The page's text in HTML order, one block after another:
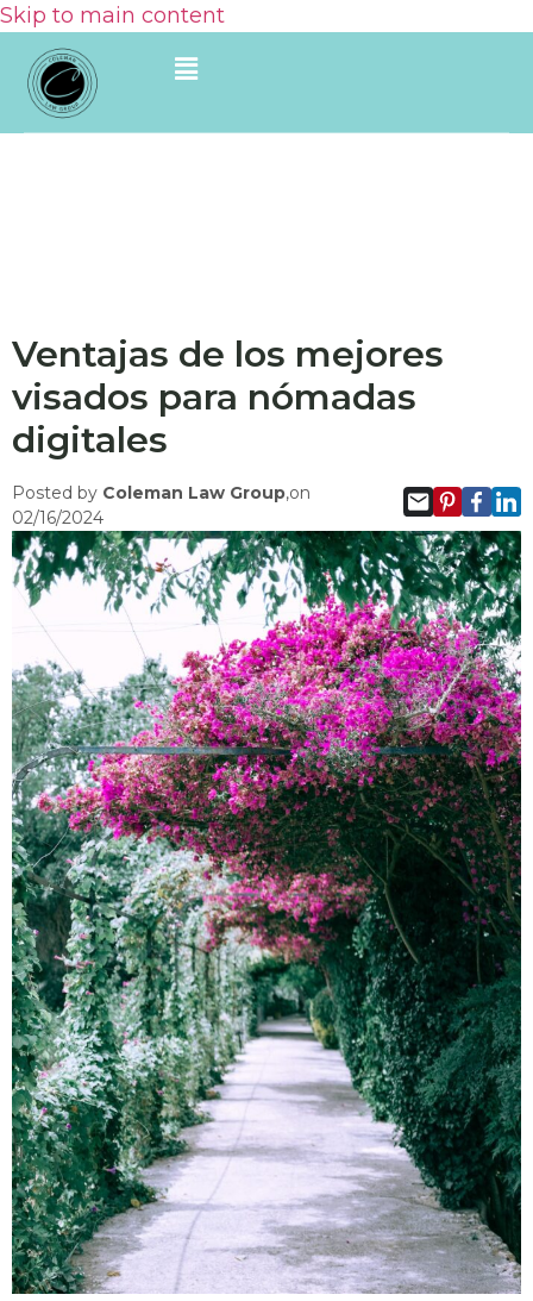
Skip to main content
Ventajas de los mejores
visados para nómadas
digitales
Posted by Coleman Law Group,on
02/16/2024